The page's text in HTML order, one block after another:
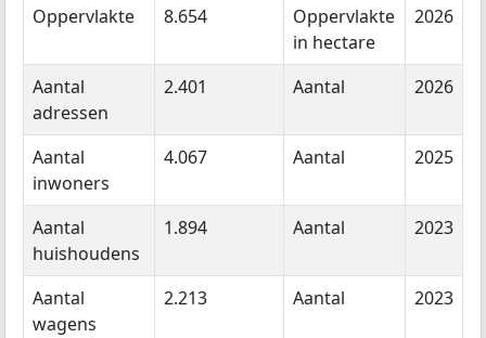
Oppervlakte 8.654
Oppervlakte
in hectare
2026
Aantal
adressen
2.401 Aantal 2026
Aantal
inwoners
4.067 Aantal 2025
Aantal
huishoudens
1.894 Aantal 2023
Aantal
wagens
2.213 Aantal 2023